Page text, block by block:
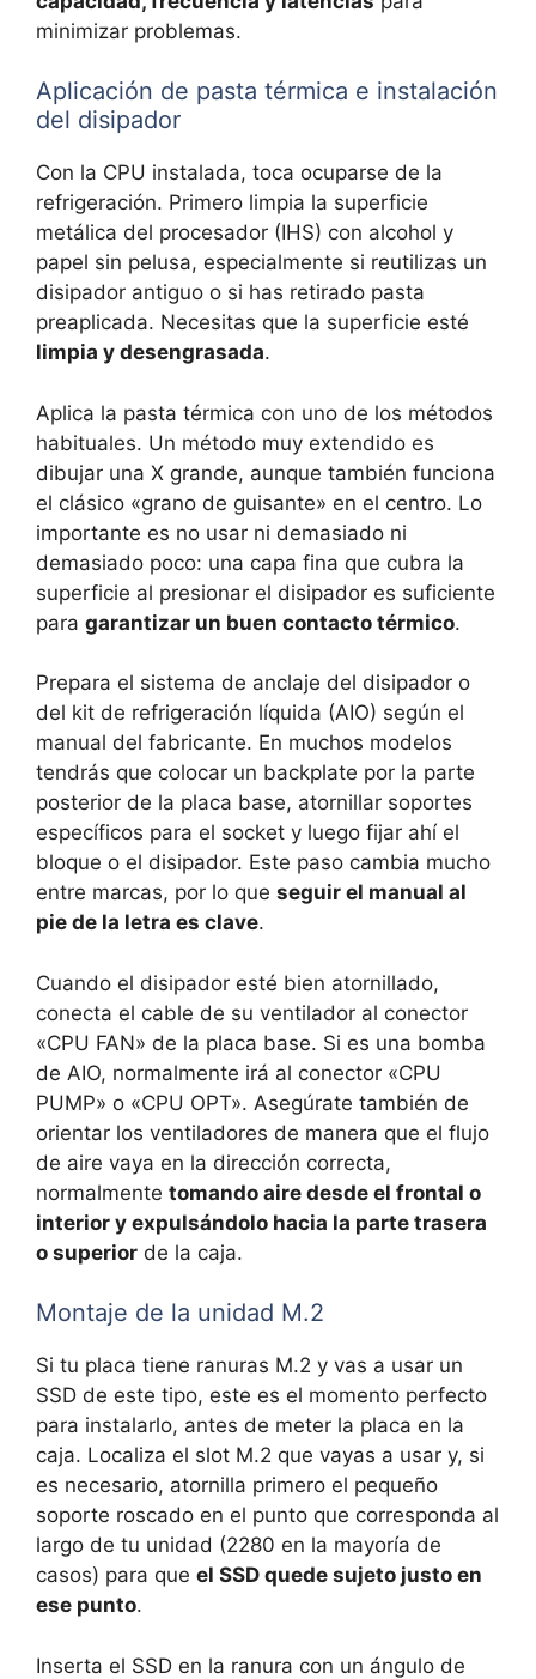
minimizar problemas.
Aplicación de pasta térmica e instalación
del disipador
Con la CPU instalada, toca ocuparse de la
refrigeración. Primero limpia la superficie
metálica del procesador (IHS) con alcohol y
papel sin pelusa, especialmente si reutilizas un
disipador antiguo o si has retirado pasta
preaplicada. Necesitas que la superficie esté
limpia y desengrasada.
Aplica la pasta térmica con uno de los métodos
habituales. Un método muy extendido es
dibujar una X grande, aunque también funciona
el clásico «grano de guisante» en el centro. Lo
importante es no usar ni demasiado ni
demasiado poco: una capa fina que cubra la
superficie al presionar el disipador es suficiente
para garantizar un buen contacto térmico.
Prepara el sistema de anclaje del disipador o
del kit de refrigeración líquida (AIO) según el
manual del fabricante. En muchos modelos
tendrás que colocar un backplate por la parte
posterior de la placa base, atornillar soportes
específicos para el socket y luego fijar ahí el
bloque o el disipador. Este paso cambia mucho
entre marcas, por lo que seguir el manual al
pie de la letra es clave.
Cuando el disipador esté bien atornillado,
conecta el cable de su ventilador al conector
«CPU FAN» de la placa base. Si es una bomba
de AIO, normalmente irá al conector «CPU
PUMP» o «CPU OPT». Asegúrate también de
orientar los ventiladores de manera que el flujo
de aire vaya en la dirección correcta,
normalmente tomando aire desde el frontal o
interior y expulsándolo hacia la parte trasera
o superior de la caja.
Montaje de la unidad M.2
Si tu placa tiene ranuras M.2 y vas a usar un
SSD de este tipo, este es el momento perfecto
para instalarlo, antes de meter la placa en la
caja. Localiza el slot M.2 que vayas a usar y, si
es necesario, atornilla primero el pequeño
soporte roscado en el punto que corresponda al
largo de tu unidad (2280 en la mayoría de
casos) para que el SSD quede sujeto justo en
ese punto.
Inserta el SSD en la ranura con un ángulo de